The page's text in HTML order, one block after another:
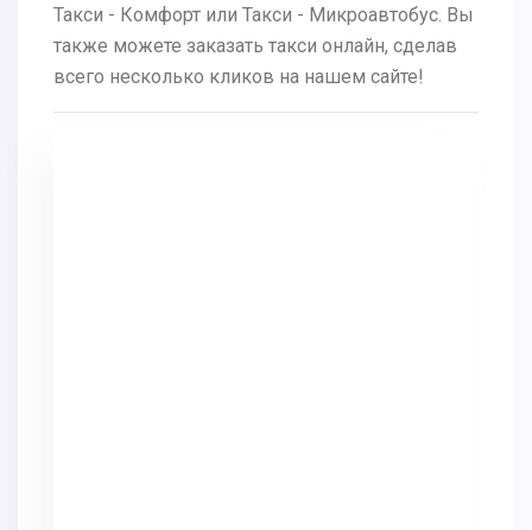
Такси - Комфорт или Такси - Микроавтобус. Вы
также можете заказать такси онлайн, сделав
всего несколько кликов на нашем сайте!